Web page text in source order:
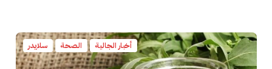
أخبار الجالية الصحة سلايدر